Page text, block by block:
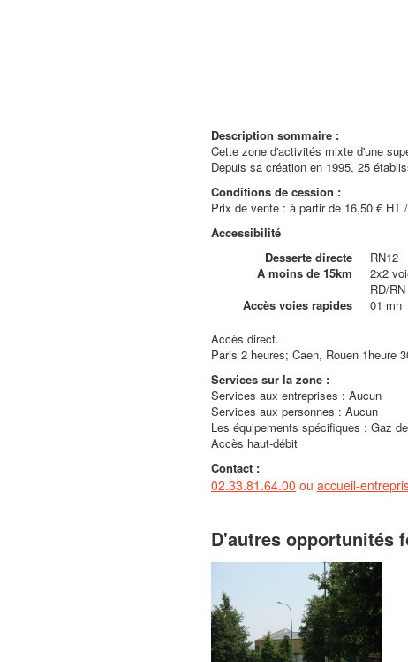
Description sommaire :
Cette zone d'activités mixte d'une
Depuis sa création en 1995, 25
Conditions de cession :
Prix de vente : à partir de 16,50 € HT
Accessibilité
Desserte directe
RN12
A moins de 15km
2x2
RD/RN
Accès voies rapides
01 mn
Accès direct.
Paris 2 heures; Caen, Rouen 1heure
Services sur la zone :
Services aux entreprises : Aucun
Services aux personnes : Aucun
Les équipements spécifiques : Gaz
Accès haut-débit
Contact :
02.33.81.64.00 ou accueil-
D'autres opportunités